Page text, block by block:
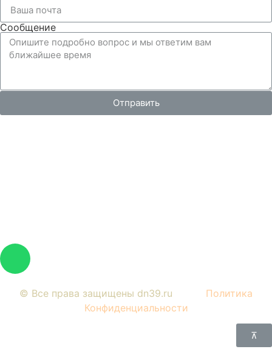
Сообщение
Отправить
© Все права защищены dn39.ru Политика
Конфиденциальности
⊼